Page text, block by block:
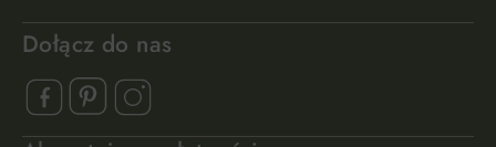
Dołącz do nas